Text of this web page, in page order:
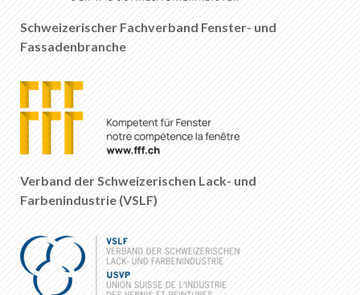
Schweizerischer Fachverband Fenster- und
Fassadenbranche
Verband der Schweizerischen Lack- und
Farbenindustrie (VSLF)